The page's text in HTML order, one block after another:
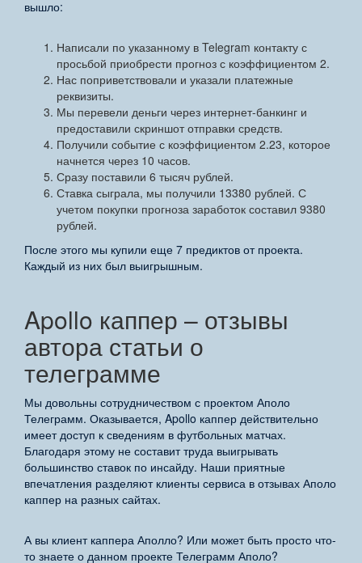
вышло:
Написали по указанному в Telegram контакту с
просьбой приобрести прогноз с коэффициентом 2.
Нас поприветствовали и указали платежные
реквизиты.
Мы перевели деньги через интернет-банкинг и
предоставили скриншот отправки средств.
Получили событие с коэффициентом 2.23, которое
начнется через 10 часов.
Сразу поставили 6 тысяч рублей.
Ставка сыграла, мы получили 13380 рублей. С
учетом покупки прогноза заработок составил 9380
рублей.
После этого мы купили еще 7 предиктов от проекта.
Каждый из них был выигрышным.
Apollo каппер – отзывы
автора статьи о
телеграмме
Мы довольны сотрудничеством с проектом Аполо
Телеграмм. Оказывается, Apollo каппер действительно
имеет доступ к сведениям в футбольных матчах.
Благодаря этому не составит труда выигрывать
большинство ставок по инсайду. Наши приятные
впечатления разделяют клиенты сервиса в отзывах Аполо
каппер на разных сайтах.
А вы клиент каппера Аполло? Или может быть просто что-
то знаете о данном проекте Телеграмм Аполо?